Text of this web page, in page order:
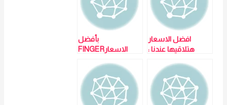
افضل الاسعار
هتلاقيها عندنا :
لمزيد من التفاصيل
و المعلومات برجاء
techno Trade
بأفضل
الاسعارFINGER
Sales: Mai Sayed
01023629342